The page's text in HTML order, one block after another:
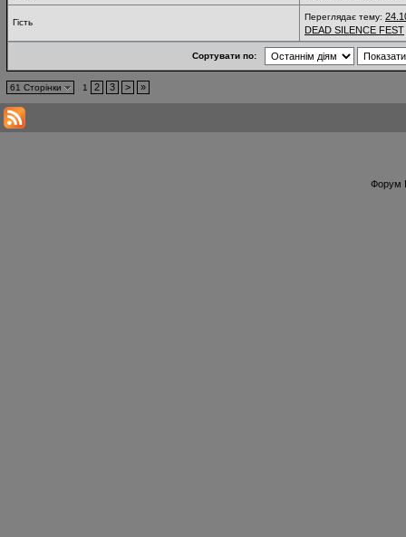
Гість
Переглядає тему:
DEAD SILENCE FEST
Сортувати по:
61 Сторінки 1 2 3 > »
Форум